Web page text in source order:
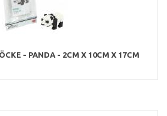
- PANDA - 2CM X 10CM X 17CM